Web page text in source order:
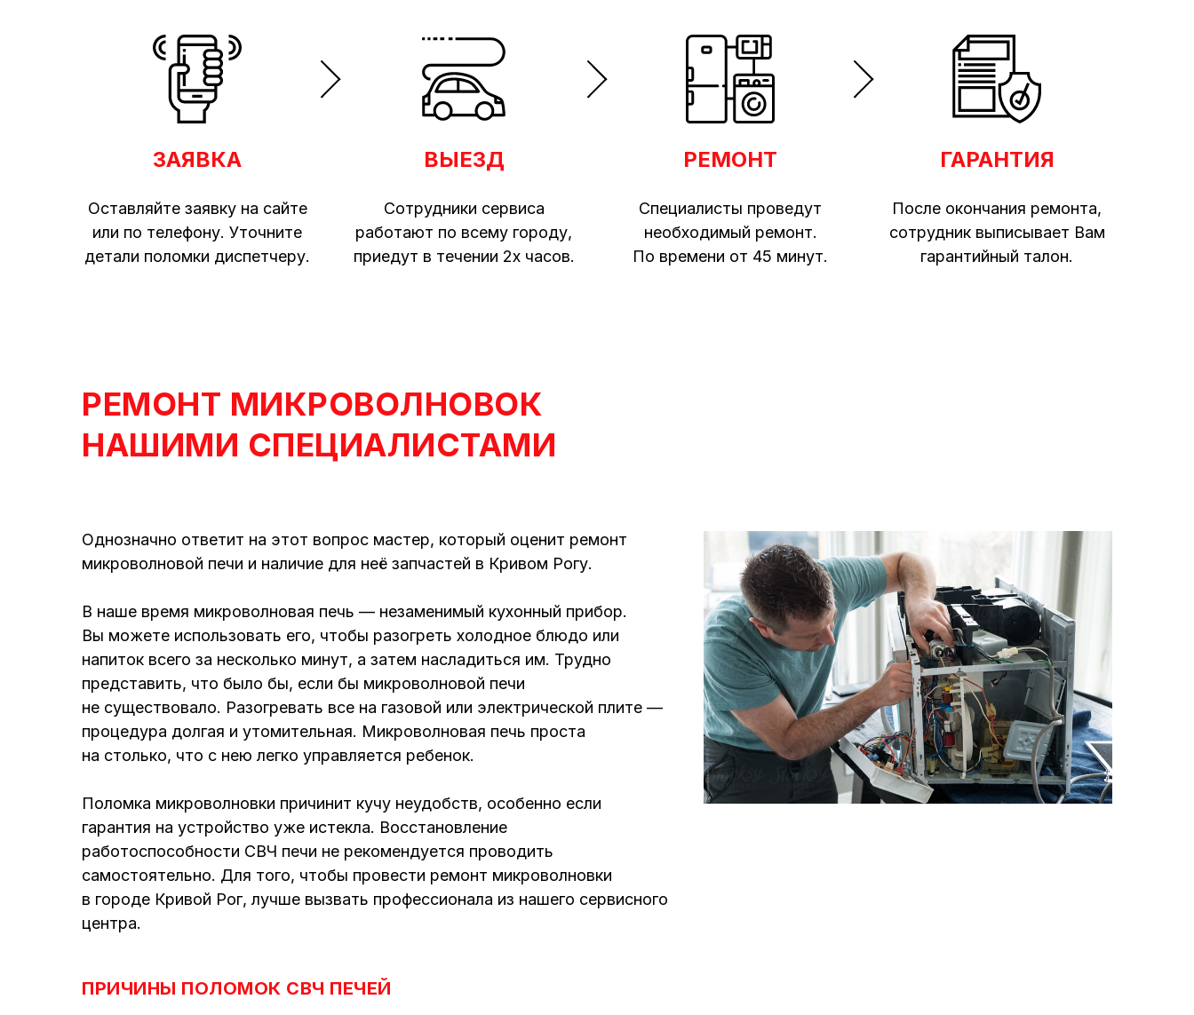
ЗАЯВКА
Оставляйте заявку на сайте
или по телефону. Уточните
детали поломки диспетчеру.
ВЫЕЗД
Сотрудники сервиса
работают по всему городу,
приедут в течении 2х часов.
РЕМОНТ
Специалисты проведут
необходимый ремонт.
По времени от 45 минут.
ГАРАНТИЯ
После окончания ремонта,
сотрудник выписывает Вам
гарантийный талон.
РЕМОНТ МИКРОВОЛНОВОК
НАШИМИ СПЕЦИАЛИСТАМИ
Однозначно ответит на этот вопрос мастер, который оценит ремонт
микроволновой печи и наличие для неё запчастей в Кривом Рогу.
В наше время микроволновая печь — незаменимый кухонный прибор.
Вы можете использовать его, чтобы разогреть холодное блюдо или
напиток всего за несколько минут, а затем насладиться им. Трудно
представить, что было бы, если бы микроволновой печи
не существовало. Разогревать все на газовой или электрической плите —
процедура долгая и утомительная. Микроволновая печь проста
на столько, что с нею легко управляется ребенок.
Поломка микроволновки причинит кучу неудобств, особенно если
гарантия на устройство уже истекла. Восстановление
работоспособности СВЧ печи не рекомендуется проводить
самостоятельно. Для того, чтобы провести ремонт микроволновки
в городе Кривой Рог, лучше вызвать профессионала из нашего сервисного
центра.
ПРИЧИНЫ ПОЛОМОК СВЧ ПЕЧЕЙ